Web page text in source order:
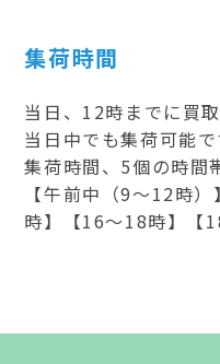
集荷時間
当日、12時までに買
当日中でも集荷可能で
集荷時間、5個の時間
【午前中（9～12時
時】【16～18時】【